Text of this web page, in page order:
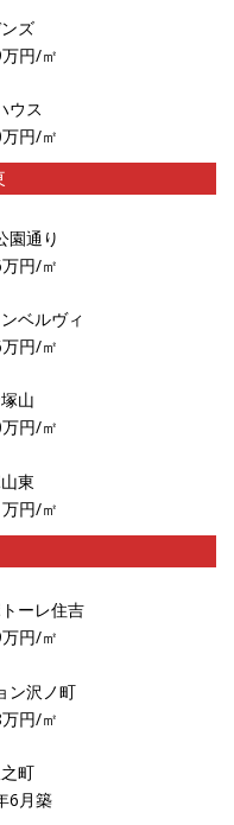
ズ
円/㎡
ウス
円/㎡
園通り
円/㎡
ベルヴィ
円/㎡
山
円/㎡
東
円/㎡
ーレ住吉
円/㎡
ン沢ノ町
円/㎡
町
6月築